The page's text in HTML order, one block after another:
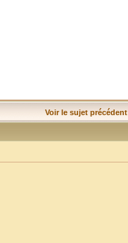
Voir le sujet précédent